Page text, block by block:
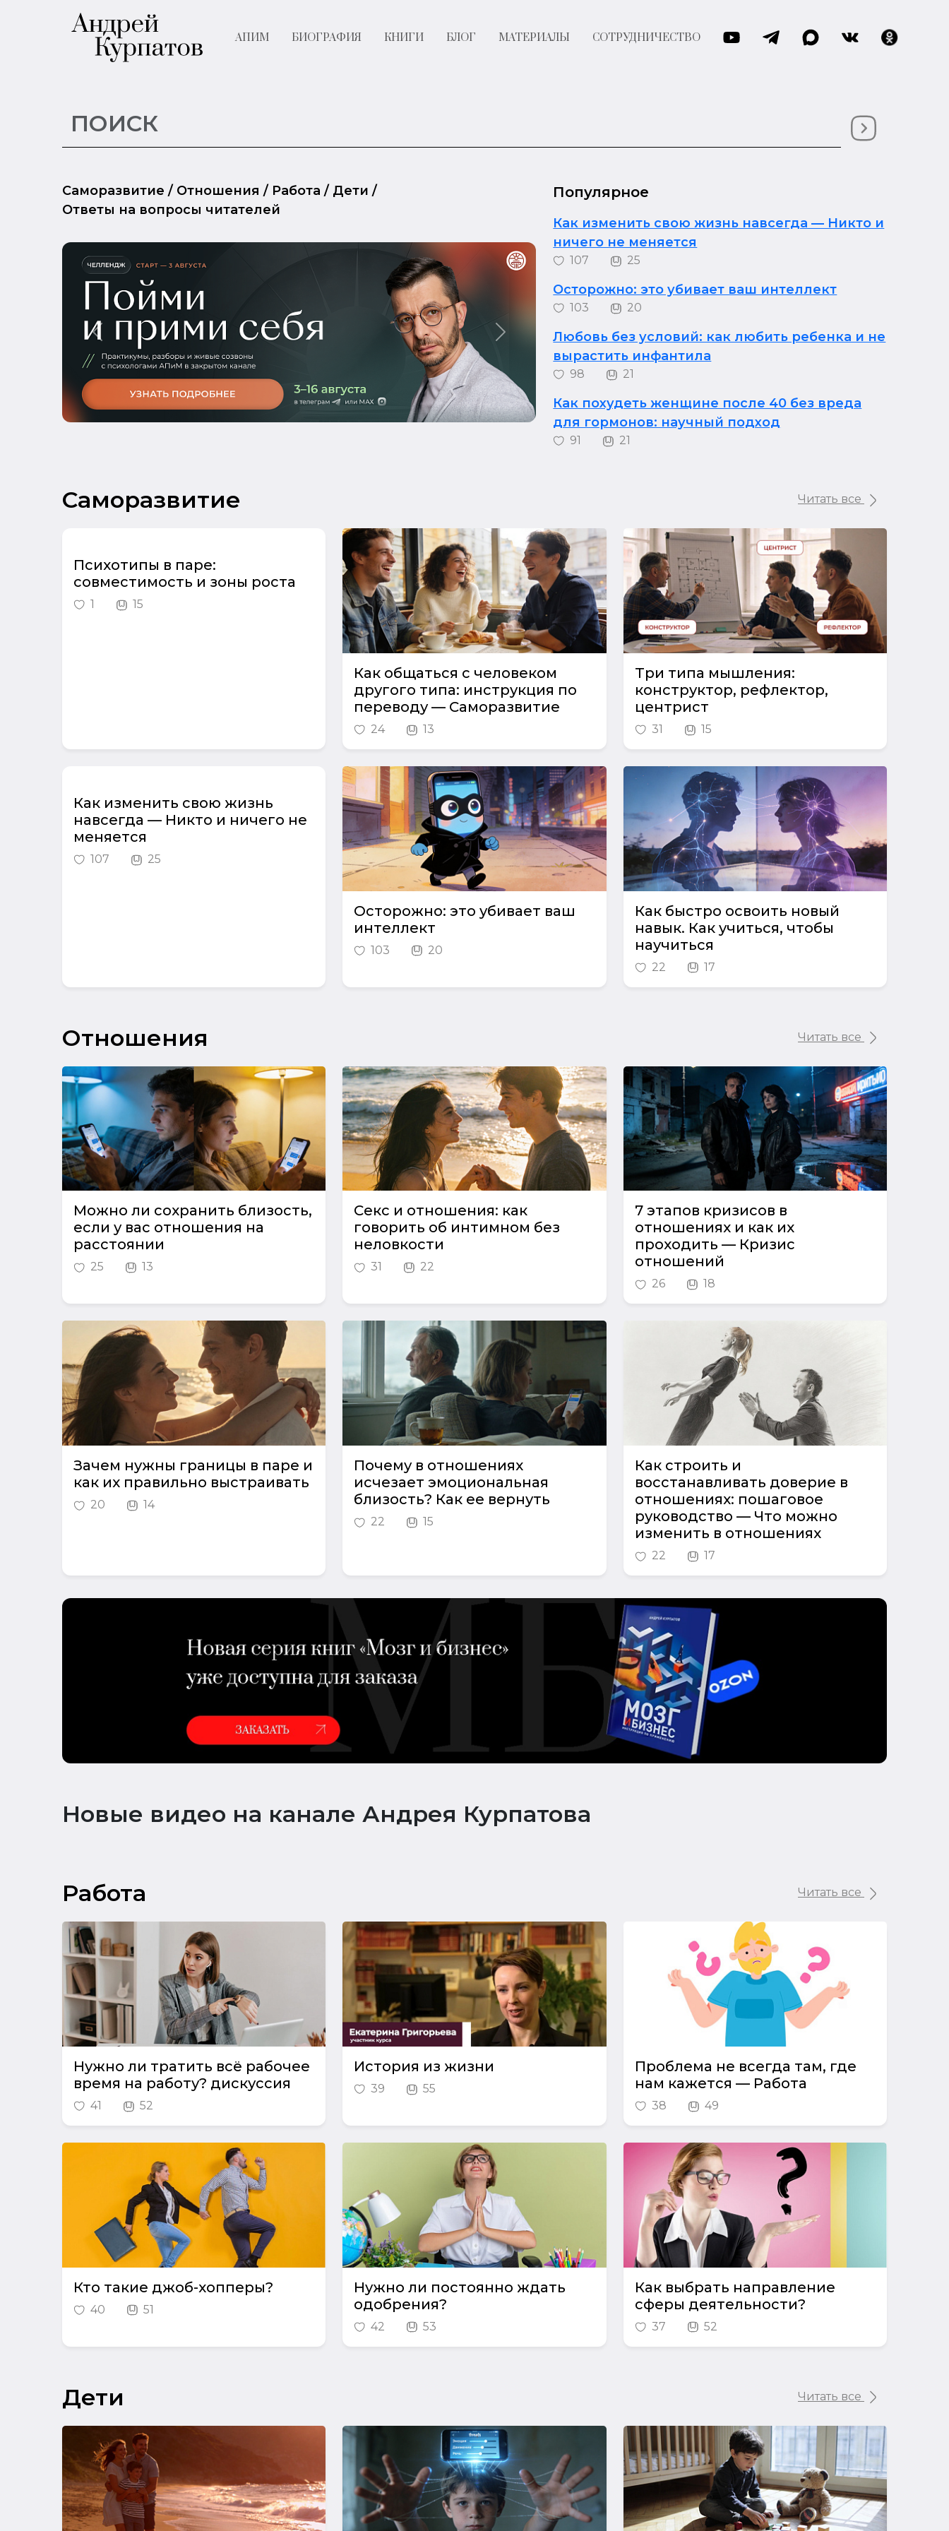
АПИМ БИОГРАФИЯ КНИГИ БЛОГ МАТЕРИАЛЫ СОТРУДНИЧЕСТВО
Саморазвитие / Отношения / Работа / Дети /
Ответы на вопросы читателей
Previous Next
Популярное
Как изменить свою жизнь навсегда — Никто и
ничего не меняется
107 25
Осторожно: это убивает ваш интеллект
103 20
Любовь без условий: как любить ребенка и не
вырастить инфантила
98 21
Как похудеть женщине после 40 без вреда
для гормонов: научный подход
91 21
Саморазвитие Читать все
Психотипы в паре:
совместимость и зоны роста
1 15
Как общаться с человеком
другого типа: инструкция по
переводу — Саморазвитие
24 13
Три типа мышления:
конструктор, рефлектор,
центрист
31 15
Как изменить свою жизнь
навсегда — Никто и ничего не
меняется
107 25
Осторожно: это убивает ваш
интеллект
103 20
Как быстро освоить новый
навык. Как учиться, чтобы
научиться
22 17
Отношения Читать все
Можно ли сохранить близость,
если у вас отношения на
расстоянии
25 13
Секс и отношения: как
говорить об интимном без
неловкости
31 22
7 этапов кризисов в
отношениях и как их
проходить — Кризис
отношений
26 18
Зачем нужны границы в паре и
как их правильно выстраивать
20 14
Почему в отношениях
исчезает эмоциональная
близость? Как ее вернуть
22 15
Как строить и
восстанавливать доверие в
отношениях: пошаговое
руководство — Что можно
изменить в отношениях
22 17
Новые видео на канале Андрея Курпатова
Работа Читать все
Нужно ли тратить всё рабочее
время на работу? дискуссия
41 52
История из жизни
39 55
Проблема не всегда там, где
нам кажется — Работа
38 49
Кто такие джоб-хопперы?
40 51
Нужно ли постоянно ждать
одобрения?
42 53
Как выбрать направление
сферы деятельности?
37 52
Дети Читать все